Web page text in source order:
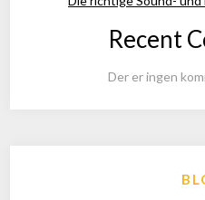
Recent
Der er ingen